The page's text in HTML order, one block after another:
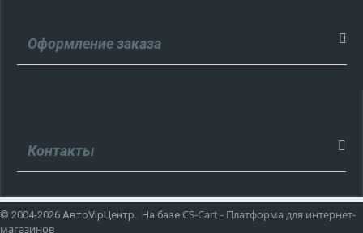
Оформление заказа
Контакты
© 2004-2026 АвтоVipЦентр. На базе CS-Cart - Платформа для интернет-
магазинов